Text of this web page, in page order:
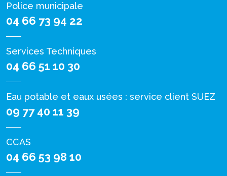
Police municipale
04 66 73 94 22
Services Techniques
04 66 51 10 30
Eau potable et eaux usées : service client SUEZ
09 77 40 11 39
CCAS
04 66 53 98 10